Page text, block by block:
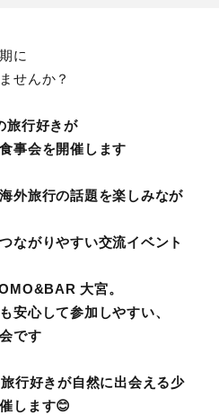
に
せんか？
旅行好きが
事会を開催します
外旅行の話題を楽しみなが
ながりやすい交流イベント
大宮。
安心して参加しやすい、
です
行好きが自然に出会える少
します😊